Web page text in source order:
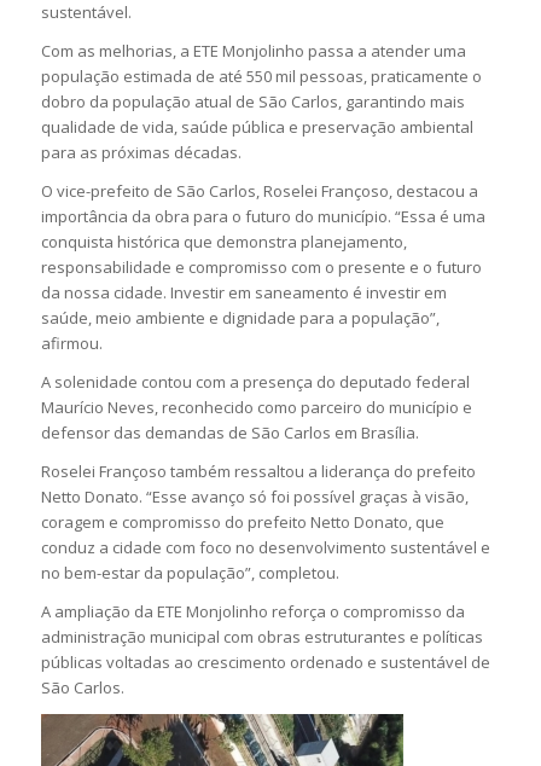
sustentável.
Com as melhorias, a ETE Monjolinho passa a atender uma
população estimada de até 550 mil pessoas, praticamente o
dobro da população atual de São Carlos, garantindo mais
qualidade de vida, saúde pública e preservação ambiental
para as próximas décadas.
O vice-prefeito de São Carlos, Roselei Françoso, destacou a
importância da obra para o futuro do município. “Essa é uma
conquista histórica que demonstra planejamento,
responsabilidade e compromisso com o presente e o futuro
da nossa cidade. Investir em saneamento é investir em
saúde, meio ambiente e dignidade para a população”,
afirmou.
A solenidade contou com a presença do deputado federal
Maurício Neves, reconhecido como parceiro do município e
defensor das demandas de São Carlos em Brasília.
Roselei Françoso também ressaltou a liderança do prefeito
Netto Donato. “Esse avanço só foi possível graças à visão,
coragem e compromisso do prefeito Netto Donato, que
conduz a cidade com foco no desenvolvimento sustentável e
no bem-estar da população”, completou.
A ampliação da ETE Monjolinho reforça o compromisso da
administração municipal com obras estruturantes e políticas
públicas voltadas ao crescimento ordenado e sustentável de
São Carlos.